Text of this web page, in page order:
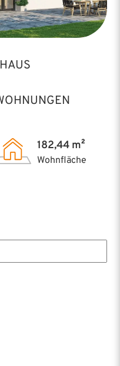
182,44 m²
Wohnfläche